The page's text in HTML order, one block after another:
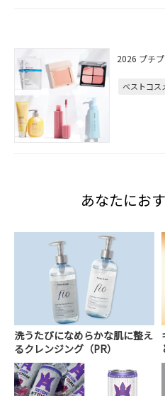
2026 プチ
ベストコス
あなたにお
洗うたびになめらかな肌に整え
るクレンジング（PR）